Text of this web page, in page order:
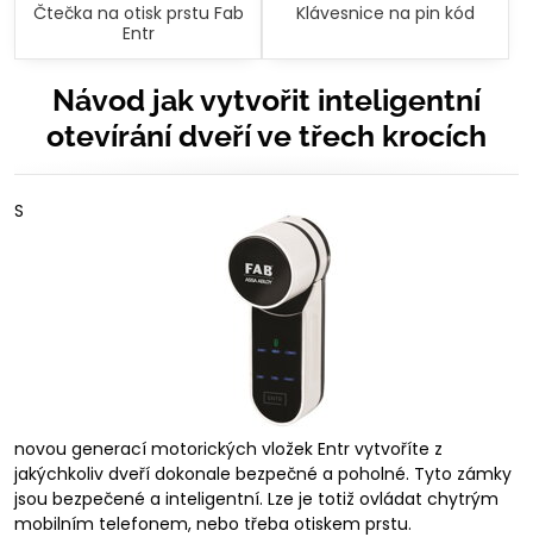
Čtečka na otisk prstu Fab
Entr
Klávesnice na pin kód
Návod jak vytvořit inteligentní
otevírání dveří ve třech krocích
S
novou generací motorických vložek Entr vytvoříte z
jakýchkoliv dveří dokonale bezpečné a poholné. Tyto zámky
jsou bezpečené a inteligentní. Lze je totiž ovládat chytrým
mobilním telefonem, nebo třeba otiskem prstu.